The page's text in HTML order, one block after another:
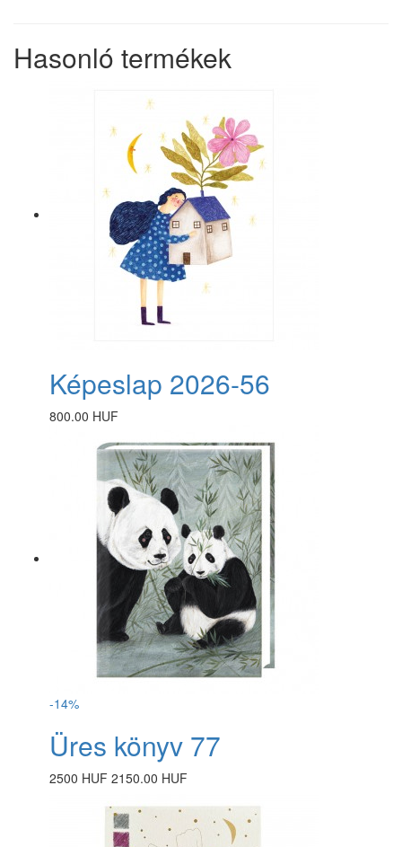
Hasonló termékek
Képeslap 2026-56
800.00 HUF
-14%
Üres könyv 77
2500 HUF 2150.00 HUF